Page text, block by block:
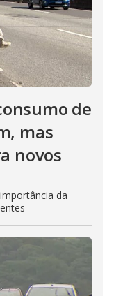
de
mas
novos
da